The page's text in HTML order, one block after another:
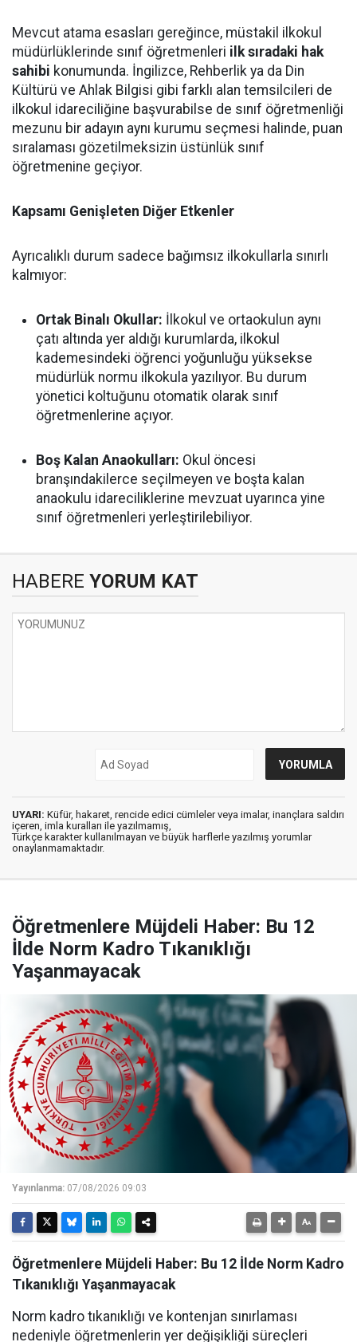
Mevcut atama esasları gereğince, müstakil ilkokul
müdürlüklerinde sınıf öğretmenleri ilk sıradaki hak
sahibi konumunda. İngilizce, Rehberlik ya da Din
Kültürü ve Ahlak Bilgisi gibi farklı alan temsilcileri de
ilkokul idareciliğine başvurabilse de sınıf öğretmenliği
mezunu bir adayın aynı kurumu seçmesi halinde, puan
sıralaması gözetilmeksizin üstünlük sınıf
öğretmenine geçiyor.
Kapsamı Genişleten Diğer Etkenler
Ayrıcalıklı durum sadece bağımsız ilkokullarla sınırlı
kalmıyor:
Ortak Binalı Okullar: İlkokul ve ortaokulun aynı
çatı altında yer aldığı kurumlarda, ilkokul
kademesindeki öğrenci yoğunluğu yüksekse
müdürlük normu ilkokula yazılıyor. Bu durum
yönetici koltuğunu otomatik olarak sınıf
öğretmenlerine açıyor.
Boş Kalan Anaokulları: Okul öncesi
branşındakilerce seçilmeyen ve boşta kalan
anaokulu idareciliklerine mevzuat uyarınca yine
sınıf öğretmenleri yerleştirilebiliyor.
HABERE YORUM KAT
UYARI: Küfür, hakaret, rencide edici cümleler veya imalar, inançlara saldırı
içeren, imla kuralları ile yazılmamış,
Türkçe karakter kullanılmayan ve büyük harflerle yazılmış yorumlar
onaylanmamaktadır.
Öğretmenlere Müjdeli Haber: Bu 12
İlde Norm Kadro Tıkanıklığı
Yaşanmayacak
Yayınlanma: 07/08/2026 09:03
Öğretmenlere Müjdeli Haber: Bu 12 İlde Norm Kadro
Tıkanıklığı Yaşanmayacak
Norm kadro tıkanıklığı ve kontenjan sınırlaması
nedeniyle öğretmenlerin yer değişikliği süreçleri